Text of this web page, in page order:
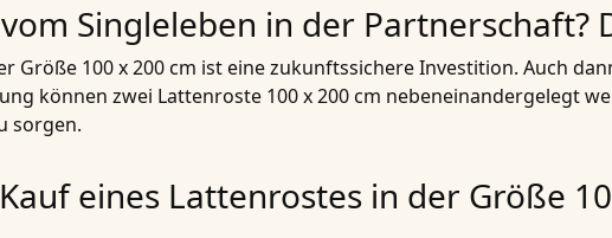
Singleleben in der Partnerschaft?
Größe 100 x 200 cm ist eine zukunftssichere Investition. Auch
können zwei Lattenroste 100 x 200 cm nebeneinandergelegt
sorgen.
eines Lattenrostes in der Größe